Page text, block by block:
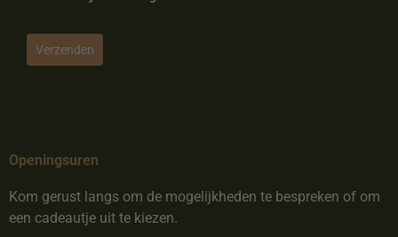
Verzenden
Openingsuren
Kom gerust langs om de mogelijkheden te bespreken of om
een cadeautje uit te kiezen.